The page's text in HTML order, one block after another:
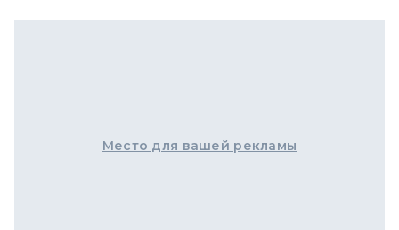
Место для вашей рекламы